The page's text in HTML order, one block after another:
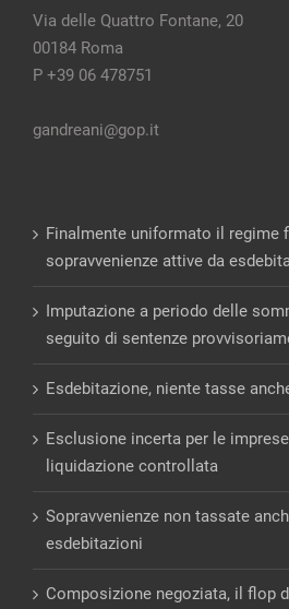
Via delle Quattro Fontane, 20
00184 Roma
P +39 06 478751
gandreani@gop.it
Finalmente uniformato il regime
sopravvenienze attive da
Imputazione a periodo delle
seguito di sentenze
Esdebitazione, niente tasse
Esclusione incerta per le
liquidazione controllata
Sopravvenienze non tassate
esdebitazioni
Composizione negoziata, il flop